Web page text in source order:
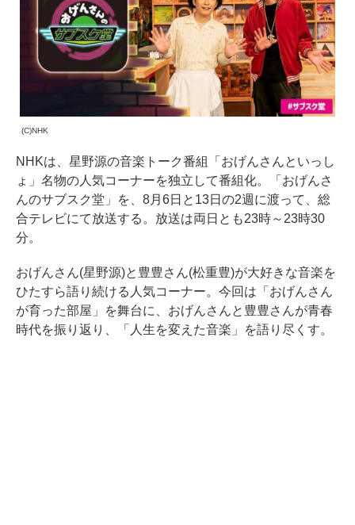
(C)NHK
NHKは、星野源の音楽トーク番組「おげんさんといっし
ょ」名物の人気コーナーを独立して番組化。「おげんさ
んのサブスク堂」を、8月6日と13日の2週に渡って、総
合テレビにて放送する。放送は両日とも23時～23時30
分。
おげんさん(星野源)と豊豊さん(松重豊)が大好きな音楽を
ひたすら語り続ける人気コーナー。今回は「おげんさん
が育った部屋」を舞台に、おげんさんと豊豊さんが青春
時代を振り返り、「人生を変えた音楽」を語り尽くす。